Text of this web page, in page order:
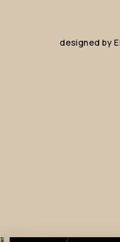
designed by